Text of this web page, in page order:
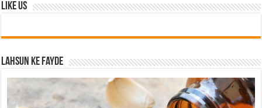
Like Us
Lahsun ke fayde